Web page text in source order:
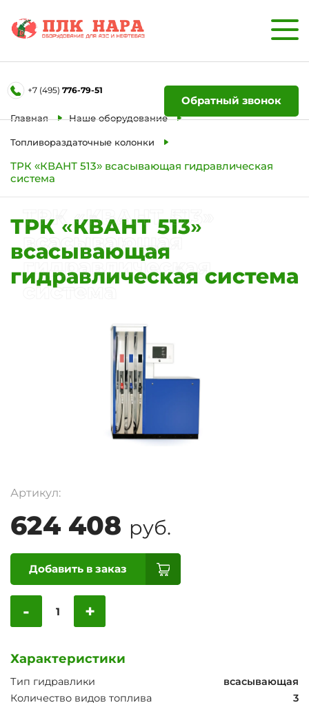
+7 (495) 776-79-51
Обратный звонок
Главная Наше оборудование
Топливораздаточные колонки
ТРК «КВАНТ 513» всасывающая гидравлическая
система
ТРК «КВАНТ 513»
всасывающая
гидравлическая система
ТРК «КВАНТ 513»
всасывающая
гидравлическая
система
Артикул:
624 408 руб.
Добавить в заказ
- +
Характеристики
Тип гидравлики
всасывающая
Количество видов топлива
3
Форма обратной связи
Ваше имя
Телефон
Отправить